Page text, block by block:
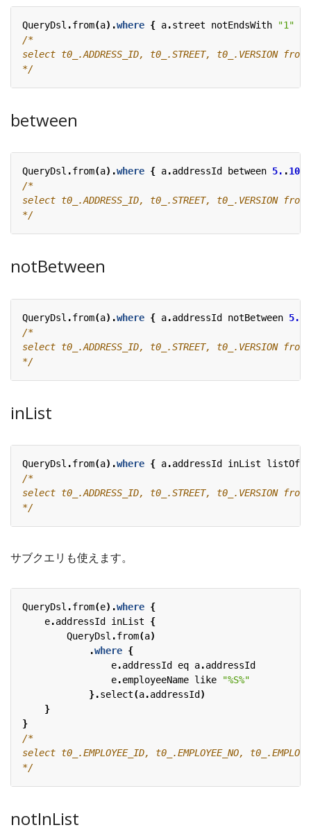
QueryDsl .from(a).where { a.street notEndsWith "1"
*/
between
QueryDsl .from(a).where { a.addressId between 5. .10
*/
notBetween
QueryDsl .from(a).where { a.addressId notBetween 5.
*/
inList
QueryDsl .from(a).where { a.addressId inList listOf
*/
サブクエリも使えます。
QueryDsl .from(e).where {
e.addressId inList
{
QueryDsl .from(a)
.where {
e.addressId eq a.addressId
e.employeeName like
"%S%"
}.select(a.addressId )
}
}
*/
notInList